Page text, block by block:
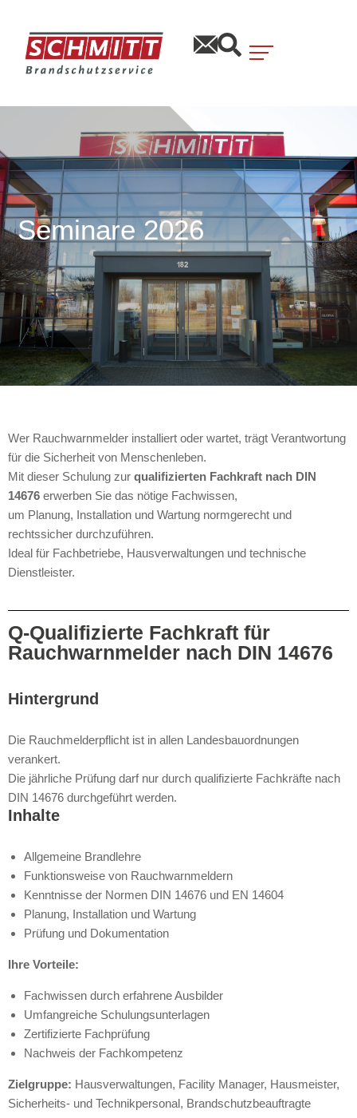
Seminare 2026
Wer Rauchwarnmelder installiert oder wartet, trägt Verantwortung
für die Sicherheit von Menschenleben.
Mit dieser Schulung zur qualifizierten Fachkraft nach DIN
14676 erwerben Sie das nötige Fachwissen,
um Planung, Installation und Wartung normgerecht und
rechtssicher durchzuführen.
Ideal für Fachbetriebe, Hausverwaltungen und technische
Dienstleister.
Q-Qualifizierte Fachkraft für
Rauchwarnmelder nach DIN 14676
Hintergrund
Die Rauchmelderpflicht ist in allen Landesbauordnungen
verankert.
Die jährliche Prüfung darf nur durch qualifizierte Fachkräfte nach
DIN 14676 durchgeführt werden.
Inhalte
Allgemeine Brandlehre
Funktionsweise von Rauchwarnmeldern
Kenntnisse der Normen DIN 14676 und EN 14604
Planung, Installation und Wartung
Prüfung und Dokumentation
Ihre Vorteile:
Fachwissen durch erfahrene Ausbilder
Umfangreiche Schulungsunterlagen
Zertifizierte Fachprüfung
Nachweis der Fachkompetenz
Zielgruppe: Hausverwaltungen, Facility Manager, Hausmeister,
Sicherheits- und Technikpersonal, Brandschutzbeauftragte